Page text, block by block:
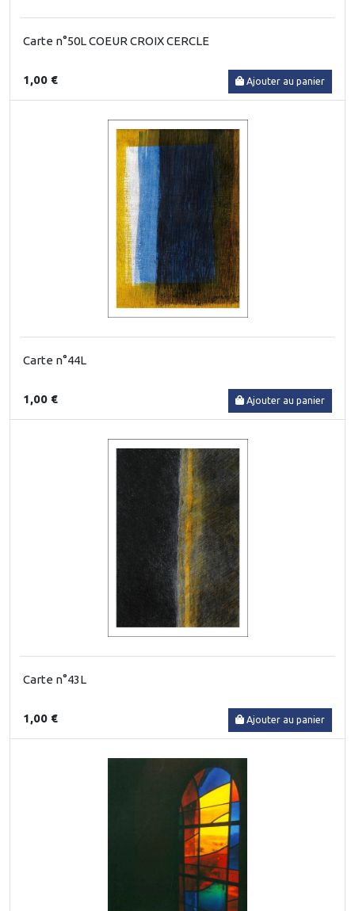
Carte n°50L COEUR CROIX CERCLE
1,00 € Ajouter au panier
Carte n°44L
1,00 € Ajouter au panier
Carte n°43L
1,00 € Ajouter au panier